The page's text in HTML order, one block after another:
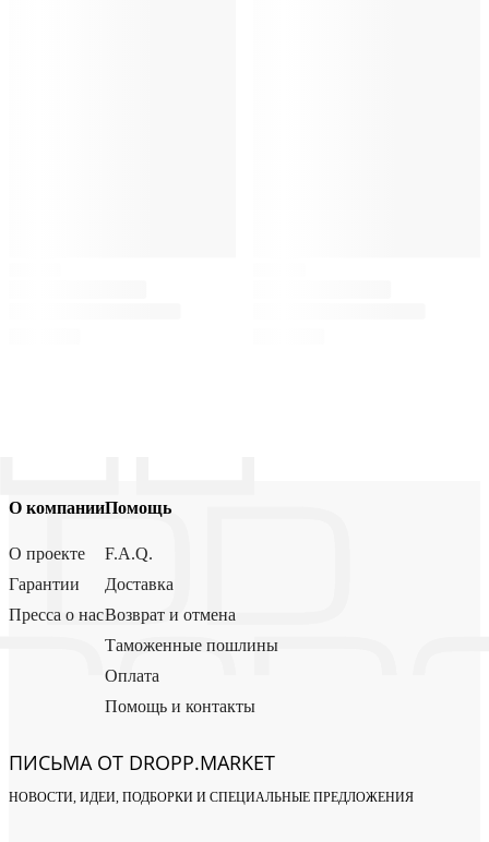
О компании
О проекте
Гарантии
Пресса о нас
Помощь
F.A.Q.
Доставка
Возврат и отмена
Таможенные пошлины
Оплата
Помощь и контакты
ПИСЬМА ОТ DROPP.MARKET
НОВОСТИ, ИДЕИ, ПОДБОРКИ И СПЕЦИАЛЬНЫЕ ПРЕДЛОЖЕНИЯ